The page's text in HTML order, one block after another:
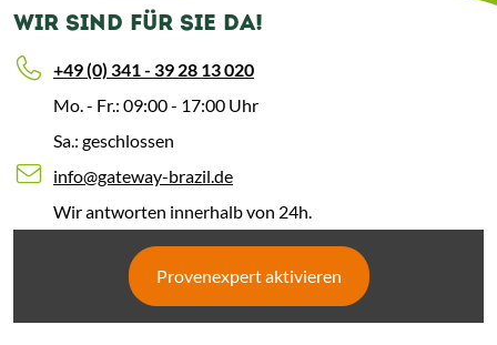
WIR SIND FÜR SIE DA!
+49 (0) 341 - 39 28 13 020
Mo. - Fr.: 09:00 - 17:00 Uhr
Sa.: geschlossen
info@gateway-brazil.de
Wir antworten innerhalb von 24h.
Provenexpert aktivieren